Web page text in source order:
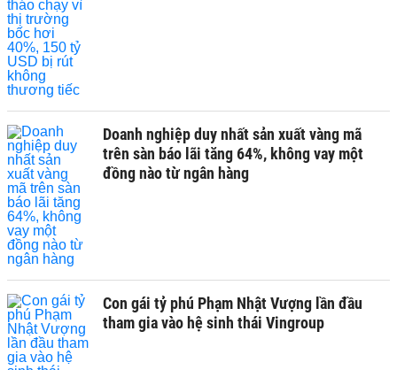
Doanh nghiệp duy nhất sản xuất vàng mã
trên sàn báo lãi tăng 64%, không vay một
đồng nào từ ngân hàng
Con gái tỷ phú Phạm Nhật Vượng lần đầu
tham gia vào hệ sinh thái Vingroup